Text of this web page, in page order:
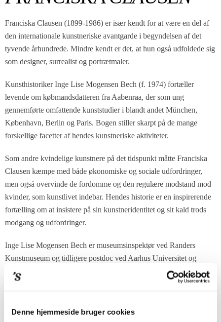
Denne hjemmeside bruger cookies
Franciska Clausen (1899-1986) er især kendt for at være en del af
den internationale kunstneriske avantgarde i begyndelsen af det
tyvende århundrede. Mindre kendt er det, at hun også udfoldede sig
som designer, surrealist og portrætmaler.
Kunsthistoriker Inge Lise Mogensen Bech (f. 1974) fortæller
levende om købmandsdatteren fra Aabenraa, der som ung
gennemførte omfattende kunststudier i blandt andet München,
København, Berlin og Paris. Bogen stiller skarpt på de mange
forskellige facetter af hendes kunstneriske aktiviteter.
Som andre kvindelige kunstnere på det tidspunkt måtte Franciska
Clausen kæmpe med både økonomiske og sociale udfordringer,
men også overvinde de fordomme og den regulære modstand mod
kvinder, som kunstlivet indebar. Hendes historie er en inspirerende
fortælling om at insistere på sin kunstneridentitet og sit kald trods
modgang og udfordringer.
Inge Lise Mogensen Bech er museumsinspektør ved Randers
Kunstmuseum og tidligere postdoc ved Aarhus Universitet og
Kunstmuseet Brundlund Slot i Aabenraa.
Franciska Clausen
Udgivelse: 7. oktober 2022